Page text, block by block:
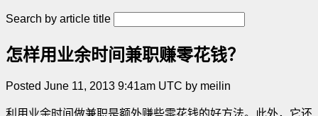
Search by article title
怎样用业余时间兼职赚零花钱？
Posted June 11, 2013 9:41am UTC by meilin
利用业余时间做兼职是额外赚些零花钱的好方法。此外，它还